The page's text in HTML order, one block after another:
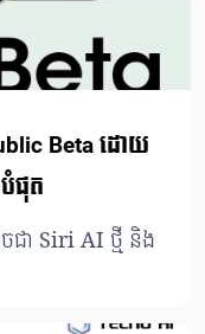
Beta ដោយ
ផុត
ជា Siri AI ថ្មី និង